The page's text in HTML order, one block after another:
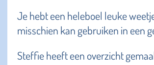
Je hebt een heleboel leuke
misschien kan gebruiken in een
Steffie heeft een overzicht